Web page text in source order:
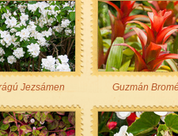
Jezsámen Guzmán